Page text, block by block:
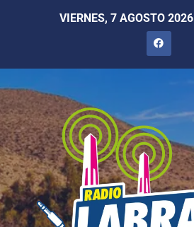
VIERNES, 7 AGOSTO 2026